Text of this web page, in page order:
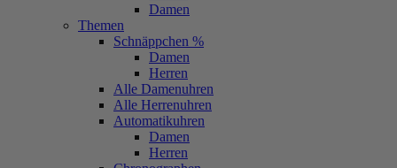
Damen
Themen
Schnäppchen %
Damen
Herren
Alle Damenuhren
Alle Herrenuhren
Automatikuhren
Damen
Herren